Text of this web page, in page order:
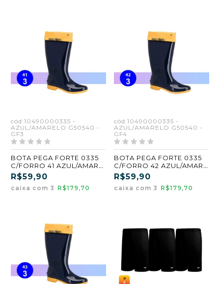
cód:10490000335 -
AZUL/AMARELO G50540 -
GF3
BOTA PEGA FORTE 0335
C/FORRO 41 AZUL/AMARE
ATACADO KIT 3 PARES
R$59,90
caixa com 3 R$179,70
cód:10490000335 -
AZUL/AMARELO G50540 -
GF4
BOTA PEGA FORTE 0335
C/FORRO 42 AZUL/AMARE
ATACADO KIT 3 PARES
R$59,90
caixa com 3 R$179,70